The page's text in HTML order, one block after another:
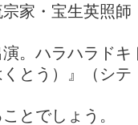
家・宝生英照
。ハラハラドキ
とう）』（シ
とでしょう。